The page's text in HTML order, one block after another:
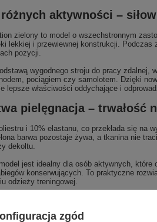
aktywności –
zielony to model o wszechstronnym
lekkiej i przewiewnej konstrukcji.
pozycji.
wygodnego stroju do pracy zdalnej,
pociągiem czy samolotem. Dzięki
lepsze właściwości oddychające i
pielęgnacja –
i 10% elastanu, co przekłada się
barwa pozostaje żywa, a tkanina nie
dekoltu.
jest idealny dla osób aktywnych,
konserwujących. To praktyczne
odzieży treningowej.
zgód